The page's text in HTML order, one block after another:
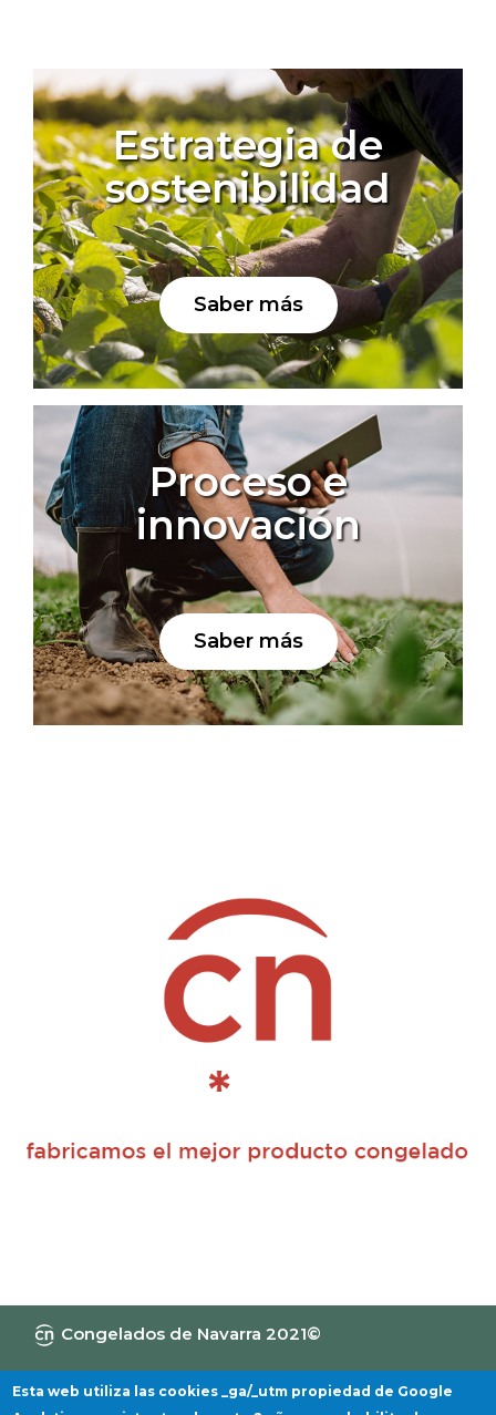
Estrategia de
sostenibilidad
Saber más
Proceso e
innovación
Saber más
Congelados de Navarra 2021©
Canal de Información Política de privacidad Aviso Legal Política de cookies
Esta web utiliza las cookies _ga/_utm propiedad de Google